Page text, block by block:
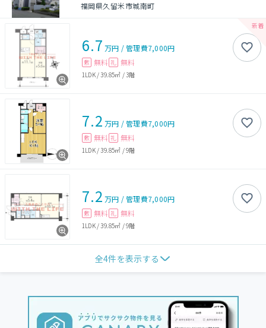
福岡県久留米市城南町
6.7 万円 /管理費7,000円
敷 無料 礼 無料
1LDK/39.85㎡ /3階
7.2 万円 /管理費7,000円
敷 無料 礼 無料
1LDK/39.85㎡ /9階
7.2 万円 /管理費7,000円
敷 無料 礼 無料
1LDK/39.85㎡ /9階
全4件を表示する